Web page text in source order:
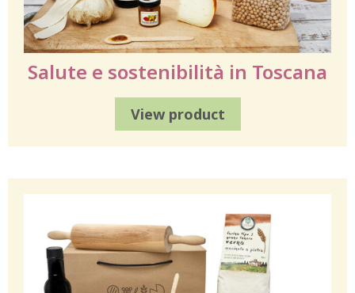
Salute e sostenibilità in Toscana
View product